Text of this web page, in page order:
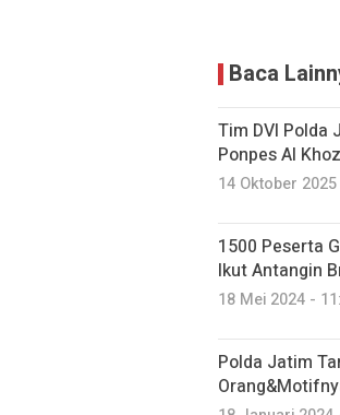
Baca
Tim DVI Polda
Ponpes Al
14 Oktober
1500 Peserta
Ikut Antangin
18 Mei 2024 -
Polda Jatim